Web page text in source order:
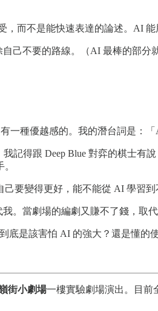
而不是能快速表達的論述。AI
己不要的路線。（AI 最棒的部
一種優越感的。我的潛台詞是：
記得跟 Deep Blue 對弈的棋士
要變得更好，能不能從 AI 學習
。當劇場的編劇又賺不了錢，取
底是該害怕 AI 的強大？還是懂的
街小劇場一樓實驗劇場演出。目前